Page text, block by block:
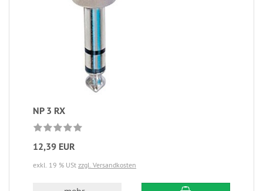
NP 3 RX
12,39 EUR
exkl. 19 % USt zzgl. Versandkosten